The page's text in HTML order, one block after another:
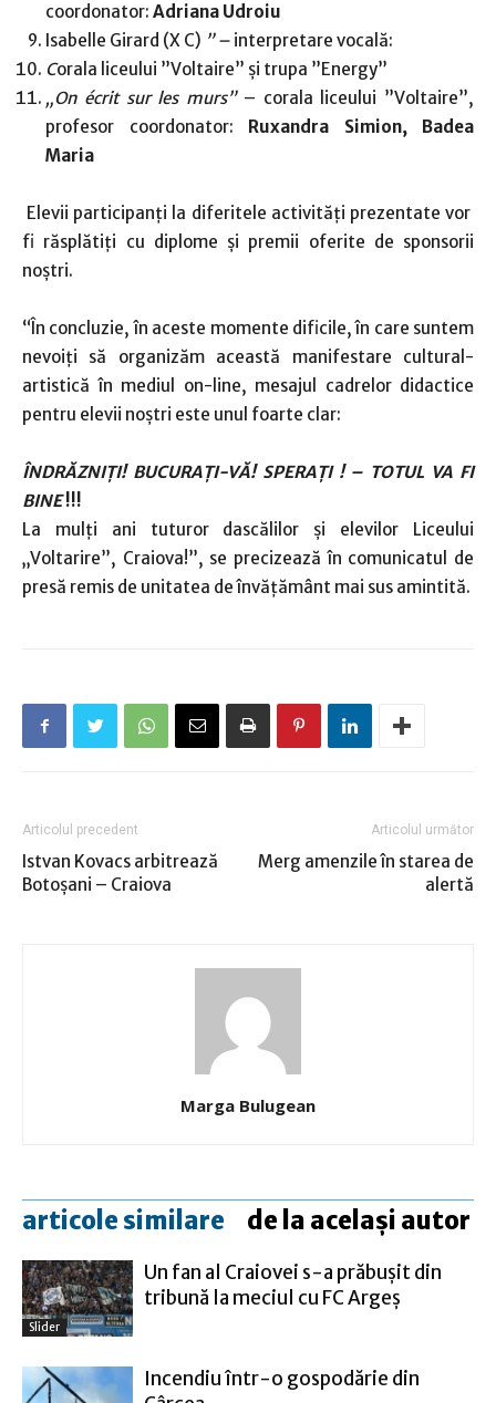
coordonator: Adriana Udroiu
Isabelle Girard (X C) ” – interpretare vocală:
Corala liceului ”Voltaire” și trupa ”Energy”
„On écrit sur les murs” – corala liceului ”Voltaire”,
profesor coordonator: Ruxandra Simion, Badea
Maria
Elevii participanți la diferitele activități prezentate vor
fi răsplătiți cu diplome și premii oferite de sponsorii
noștri.
“În concluzie, în aceste momente dificile, în care suntem
nevoiți să organizăm această manifestare cultural-
artistică în mediul on-line, mesajul cadrelor didactice
pentru elevii noștri este unul foarte clar:
ÎNDRĂZNIȚI! BUCURAȚI-VĂ! SPERAȚI ! – TOTUL VA FI
BINE!!!
La mulți ani tuturor dascălilor și elevilor Liceului
„Voltarire”, Craiova!”, se precizează în comunicatul de
presă remis de unitatea de învăţământ mai sus amintită.
Articolul precedent
Istvan Kovacs arbitrează
Botoşani – Craiova
Articolul următor
Merg amenzile în starea de
alertă
Marga Bulugean
articole similare de la același autor
Slider
Un fan al Craiovei s-a prăbuşit din
tribună la meciul cu FC Argeş
Incendiu într-o gospodărie din